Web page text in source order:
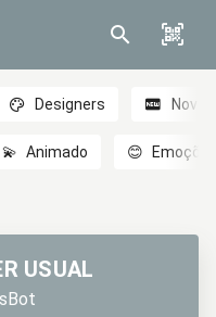
Designers Novo
💫 Animado 😊
USUAL